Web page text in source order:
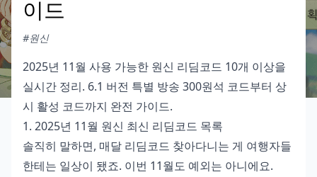
이드
#원신
2025년 11월 사용 가능한 원신 리딤코드 10개 이상을
실시간 정리. 6.1 버전 특별 방송 300원석 코드부터 상
시 활성 코드까지 완전 가이드.
1. 2025년 11월 원신 최신 리딤코드 목록
솔직히 말하면, 매달 리딤코드 찾아다니는 게 여행자들
한테는 일상이 됐죠. 이번 11월도 예외는 아니에요.